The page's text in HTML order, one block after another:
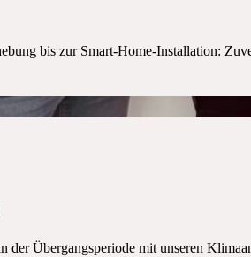
bis zur Smart-Home-Installation:
der Übergangsperiode mit unseren